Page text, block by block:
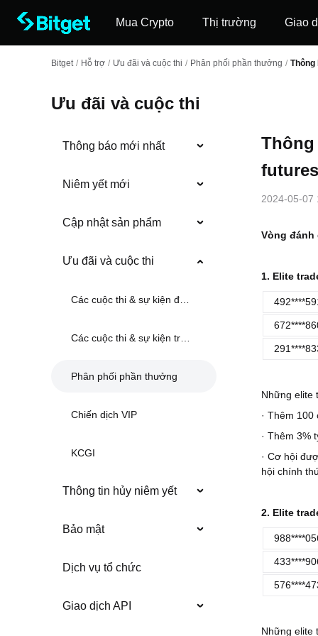
Mua Crypto Thị trường Giao
Bitget / Hỗ trợ / Ưu đãi và cuộc thi / Phân phối phần thưởng /
Ưu đãi và cuộc thi
Thông báo mới nhất
Niêm yết mới
Cập nhật sản phẩm
Ưu đãi và cuộc thi
Các cuộc thi & sự kiện đang diễn ra
Các cuộc thi & sự kiện trước đây
Phân phối phần thưởng
Chiến dịch VIP
KCGI
Thông tin hủy niêm yết
Bảo mật
Dịch vụ tổ chức
Giao dịch API
2024-05-07
Vòng đánh
1. Elite
Những elite
· Thêm
· Thêm 3%
· Cơ hội
hội chính
2. Elite
Những elite